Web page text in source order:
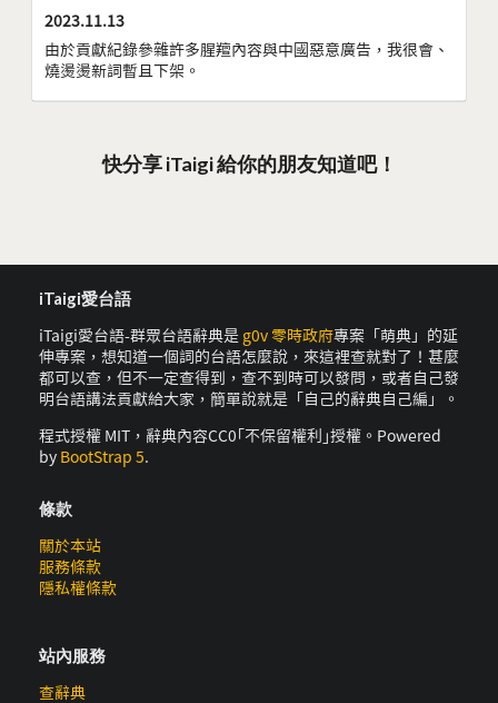
2023.11.13
由於貢獻紀錄參雜許多腥羶內容與中國惡意廣告，我很會、
燒燙燙新詞暫且下架。
快分享 iTaigi 給你的朋友知道吧！
iTaigi愛台語
iTaigi愛台語-群眾台語辭典是 g0v 零時政府專案「萌典」的延
伸專案，想知道一個詞的台語怎麼說，來這裡查就對了！甚麼
都可以查，但不一定查得到，查不到時可以發問，或者自己發
明台語講法貢獻給大家，簡單說就是「自己的辭典自己編」。
程式授權 MIT，辭典內容CC0｢不保留權利｣授權。Powered
by BootStrap 5.
條款
關於本站
服務條款
隱私權條款
站內服務
查辭典